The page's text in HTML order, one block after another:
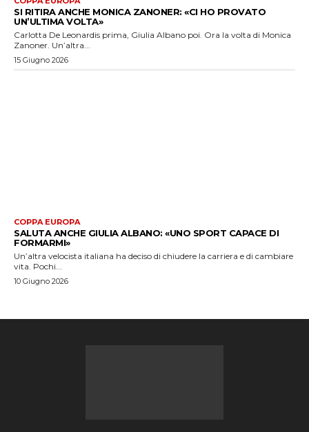
SI RITIRA ANCHE MONICA ZANONER: «CI HO PROVATO
UN’ULTIMA VOLTA»
Carlotta De Leonardis prima, Giulia Albano poi. Ora la volta di Monica
Zanoner. Un’altra...
15 Giugno 2026
COPPA EUROPA
SALUTA ANCHE GIULIA ALBANO: «UNO SPORT CAPACE DI
FORMARMI»
Un’altra velocista italiana ha deciso di chiudere la carriera e di cambiare
vita. Pochi...
10 Giugno 2026